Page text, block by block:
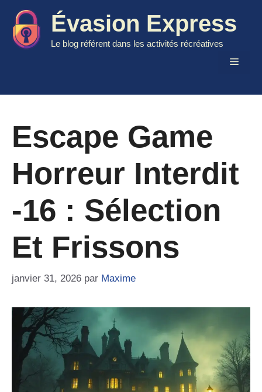
contenu
Évasion Express
Le blog référent dans les activités récréatives
Menu
Escape Game
Horreur Interdit
-16 : Sélection
Et Frissons
janvier 31, 2026 par Maxime